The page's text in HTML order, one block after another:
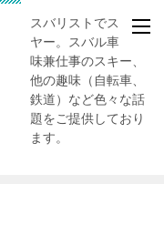
スバリストでスキー
ヤー。スバル車、趣
味兼仕事のスキー、
他の趣味（自転車、
鉄道）など色々な話
題をご提供しており
ます。